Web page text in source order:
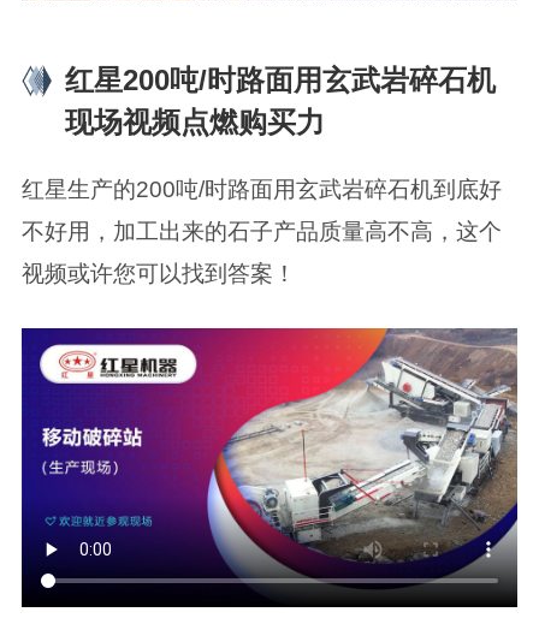
红星200吨/时路面用玄武岩碎石机
现场视频点燃购买力
红星生产的200吨/时路面用玄武岩碎石机到底好
不好用，加工出来的石子产品质量高不高，这个
视频或许您可以找到答案！